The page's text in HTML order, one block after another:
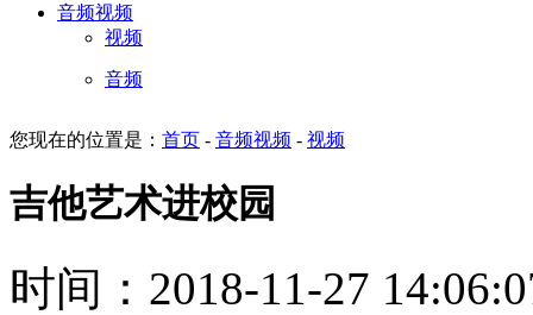
音频视频
视频
音频
您现在的位置是： 首页 - 音频视频 - 视频
吉他艺术进校园
时间：2018-11-27